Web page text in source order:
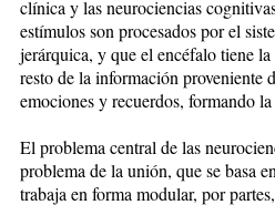
clínica y las neurociencias
estímulos son procesados por el
jerárquica, y que el encéfalo tiene
resto de la información proveniente
emociones y recuerdos, formando
El problema central de las
problema de la unión, que se basa
trabaja en forma modular, por